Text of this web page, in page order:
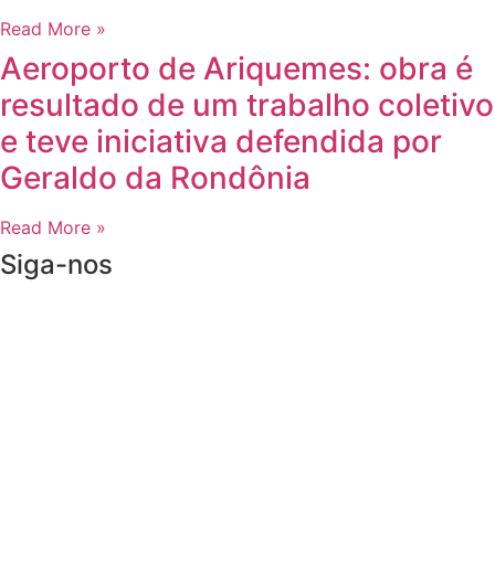
Read More »
Aeroporto de Ariquemes: obra é
resultado de um trabalho coletivo
e teve iniciativa defendida por
Geraldo da Rondônia
Read More »
Siga-nos